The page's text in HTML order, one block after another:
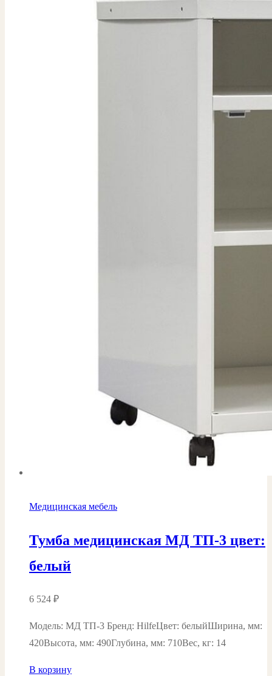
Медицинская мебель
Тумба медицинская МД ТП-3 цвет:
белый
6 524 ₽
Модель: МД ТП-3 Бренд: HilfeЦвет: белыйШирина, мм:
420Высота, мм: 490Глубина, мм: 710Вес, кг: 14
В корзину